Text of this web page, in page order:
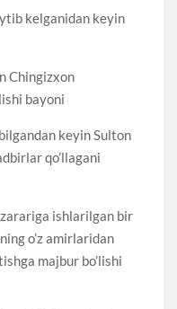
kelganidan keyin
Chingizxon
bayoni
keyin Sulton
qo’llagani
ishlarilgan bir
o’z amirlaridan
majbur bo’lishi